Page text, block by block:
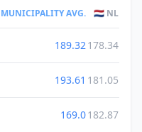
MUNICIPALITY AVG. 🇳🇱 NL
189.32178.34
193.61 181.05
169.0182.87